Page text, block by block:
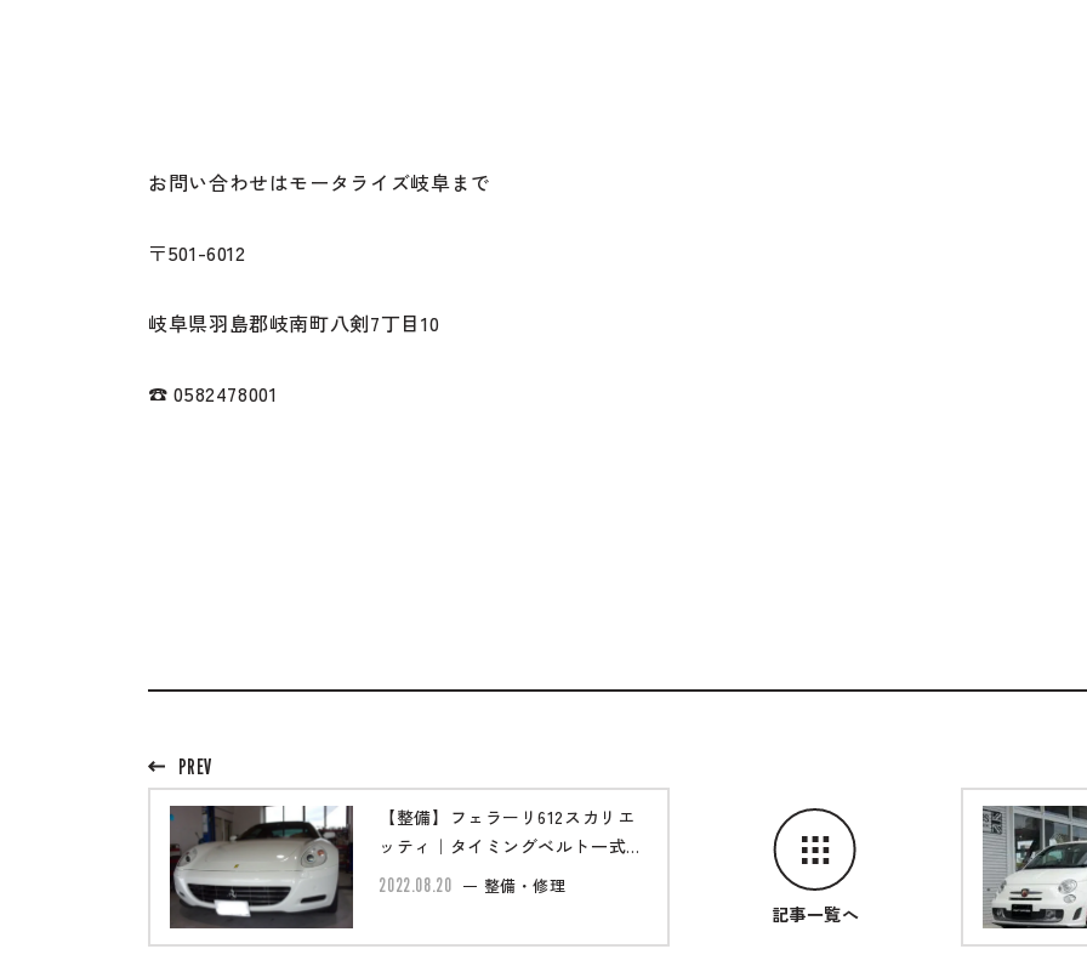
お問い合わせはモータライズ岐阜まで
〒501-6012
岐阜県羽島郡岐南町八剣7丁目10
☎ 0582478001
PREV
【整備】フェラーリ612スカリエ
ッティ｜タイミングベルト一式交
換
2022.08.20 整備・修理
記事一覧へ